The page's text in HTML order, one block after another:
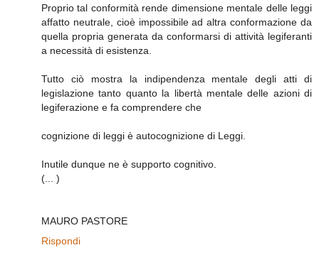
Proprio tal conformità rende dimensione mentale delle leggi
affatto neutrale, cioè impossibile ad altra conformazione da
quella propria generata da conformarsi di attività legiferanti
a necessità di esistenza.
Tutto ciò mostra la indipendenza mentale degli atti di
legislazione tanto quanto la libertà mentale delle azioni di
legiferazione e fa comprendere che
cognizione di leggi è autocognizione di Leggi.
Inutile dunque ne è supporto cognitivo.
(... )
MAURO PASTORE
Rispondi